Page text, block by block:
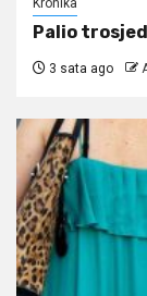
Palio
3 sata ago